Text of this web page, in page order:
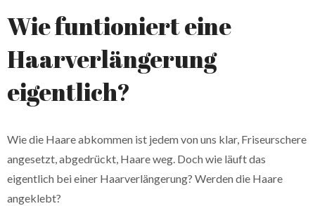
Wie funtioniert eine
Haarverlängerung
eigentlich?
Wie die Haare abkommen ist jedem von uns klar, Friseurschere
angesetzt, abgedrückt, Haare weg. Doch wie läuft das
eigentlich bei einer Haarverlängerung? Werden die Haare
angeklebt?